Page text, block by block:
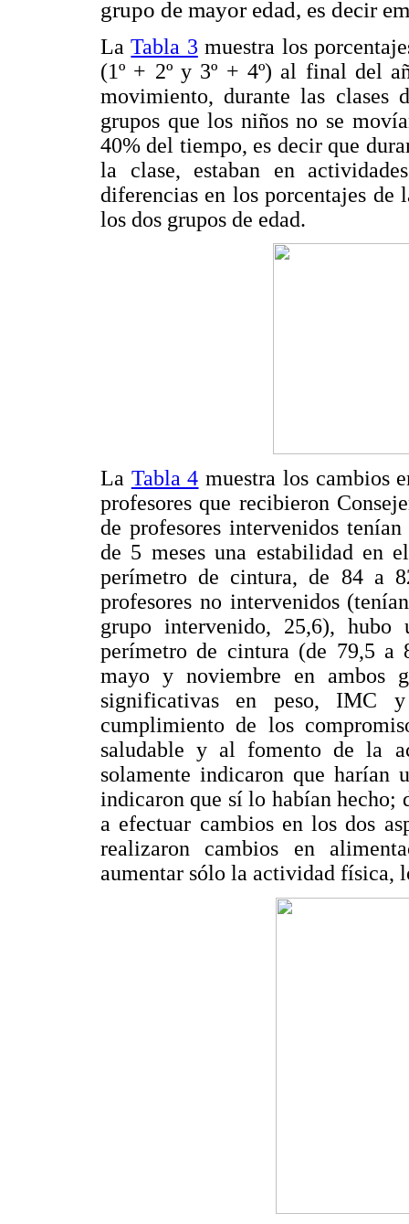
grupo de mayor edad, es decir
LaTabla 3 muestra los
(1º + 2º y 3º + 4º) al final del
movimiento, durante las clases
grupos que los niños no se
40% del tiempo, es decir que
la clase, estaban en
diferencias en los porcentajes de
los dos grupos de edad.
La Tabla 4 muestra los cambios
profesores que recibieron
de profesores intervenidos
de 5 meses una estabilidad en
perímetro de cintura, de 84 a
profesores no intervenidos
grupo intervenido, 25,6),
perímetro de cintura (de 79,5 a
mayo y noviembre en ambos
significativas en peso, IMC
cumplimiento de los
saludable y al fomento de la
solamente indicaron que
indicaron que sí lo habían hecho;
a efectuar cambios en los dos
realizaron cambios en
aumentar sólo la actividad física,